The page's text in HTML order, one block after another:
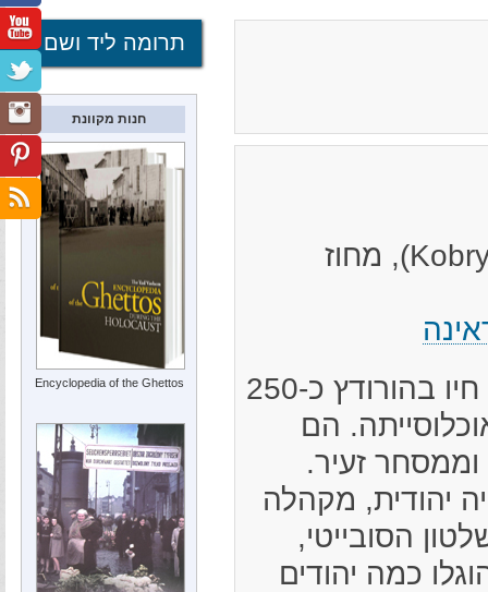
מקום לפני המלחמה: עיירה בנפת קוברין (Kobryń), מחוז
בין מלחמות העולם חיו בהורודץ כ-250
הם
זעיר.
יהודית, מקהלה
הסובייטי,
1939, הוגלו כמה יהודים
תרומה ליד ושם
חנות מקוונת
Encyclopedia of the Ghettos